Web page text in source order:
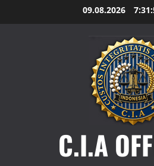
to
09.08.2026
C.I.A